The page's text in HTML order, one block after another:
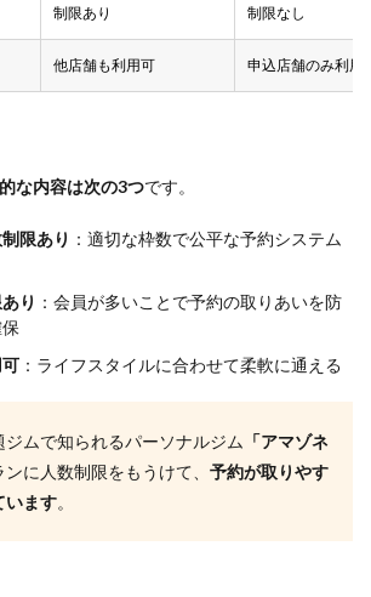
制限あり 制限なし
他店舗も利用可 申込店舗のみ利用
な内容は次の3つです。
限あり ：適切な枠数で公平な予約システム
り ：会員が多いことで予約の取りあいを防
：ライフスタイルに合わせて柔軟に通える
ムで知られるパーソナルジム 「アマゾネ
に人数制限をもうけて、 予約が取りやす
います。